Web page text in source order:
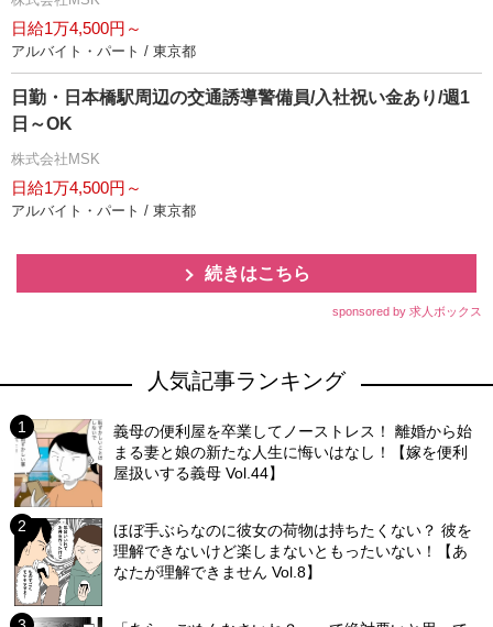
日給1万4,500円～
アルバイト・パート / 東京都
日勤・日本橋駅周辺の交通誘導警備員/入社祝い金あり/週1
日～OK
株式会社MSK
日給1万4,500円～
アルバイト・パート / 東京都
続きはこちら
sponsored by 求人ボックス
人気記事ランキング
義母の便利屋を卒業してノーストレス！ 離婚から始
まる妻と娘の新たな人生に悔いはなし！【嫁を便利
屋扱いする義母 Vol.44】
ほぼ手ぶらなのに彼女の荷物は持ちたくない？ 彼を
理解できないけど楽しまないともったいない！【あ
なたが理解できません Vol.8】